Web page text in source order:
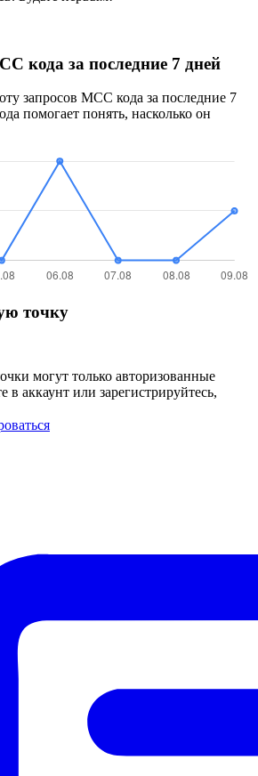
кода за последние 7 дней
запросов MCC кода за последние 7
помогает понять, насколько он
точку
могут только авторизованные
в аккаунт или зарегистрируйтесь,